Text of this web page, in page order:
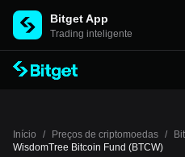
Bitget App
Trading inteligente
Início / Preços de criptomoedas /
WisdomTree Bitcoin Fund (BTCW)